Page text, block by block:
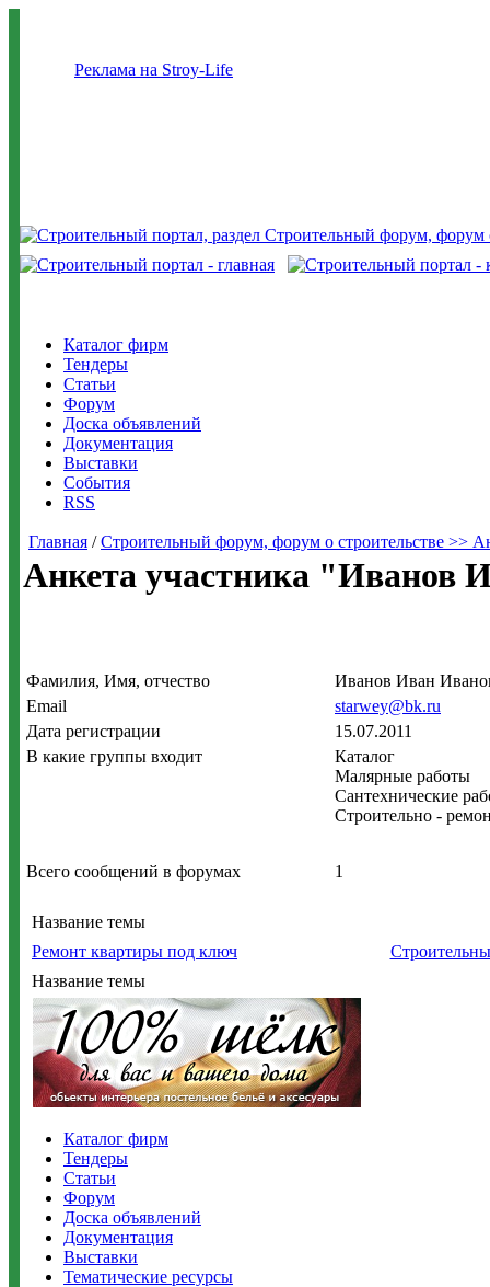
Реклама на Stroy-Life
Каталог фирм
Тендеры
Статьи
Форум
Доска объявлений
Документация
Выставки
События
RSS
Главная /Строительный форум, форум о строительстве >>
Анкета участника "Иванов
Фамилия, Имя, отчество
Иванов Иван
Email
starwey@bk.ru
Дата регистрации
15.07.2011
В какие группы входит
Каталог
Малярные работы
Сантехнические
Строительно -
Всего сообщений в форумах 1
Название темы
Ремонт квартиры под ключ
Название темы
Каталог фирм
Тендеры
Статьи
Форум
Доска объявлений
Документация
Выставки
Тематические ресурсы